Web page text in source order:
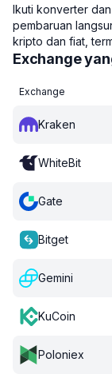
Ikuti konverter
pembaruan
kripto dan fiat,
Exchange
Exchange
Kraken
WhiteBit
Gate
Bitget
Gemini
KuCoin
Poloniex